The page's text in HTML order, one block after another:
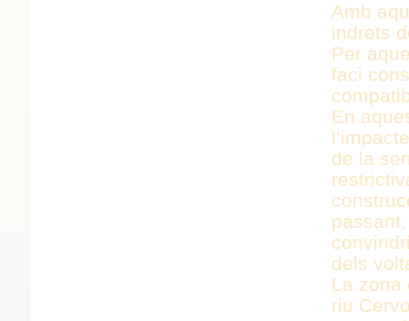
Amb
indrets
Per
faci
En
de la
dels
La zona
riu